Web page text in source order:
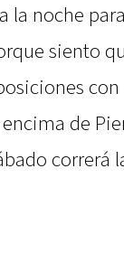
la noche
siento
de
correrá